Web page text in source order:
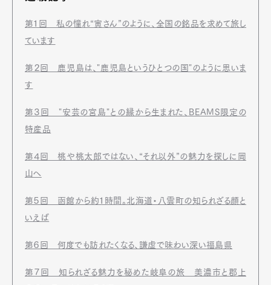
第１回 私の憧れ“寅さん”のように、全国の銘品を求めて旅し
ています
第２回 鹿児島は、"鹿児島というひとつの国"のように思いま
す
第３回 "安芸の宮島"との縁から生まれた、BEAMS限定の
特産品
第４回 桃や桃太郎ではない、“それ以外”の魅力を探しに岡
山へ
第５回 函館から約１時間。北海道・八雲町の知られざる顔と
いえば
第６回 何度でも訪れたくなる、謙虚で味わい深い福島県
第７回 知られざる魅力を秘めた岐阜の旅 美濃市と郡上